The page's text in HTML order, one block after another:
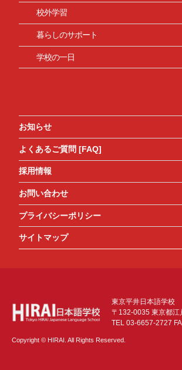
校外学習
暮らしのサポート
学校の一日
お知らせ
よくあるご質問 [FAQ]
採用情報
お問い合わせ
プライバシーポリシー
サイトマップ
東京平井日本語学校
〒132-0035 東京都
TEL 03-6657-2727
Copyright © HIRAI. All Rights Reserved.